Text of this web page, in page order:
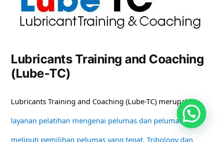
Lubricants Training and Coaching
(Lube-TC)
Lubricants Training and Coaching (Lube-TC) merupakan
layanan pelatihan mengenai pelumas dan pelumasan
meliputi pemilihan pelumas yang tepat, Tribology dan